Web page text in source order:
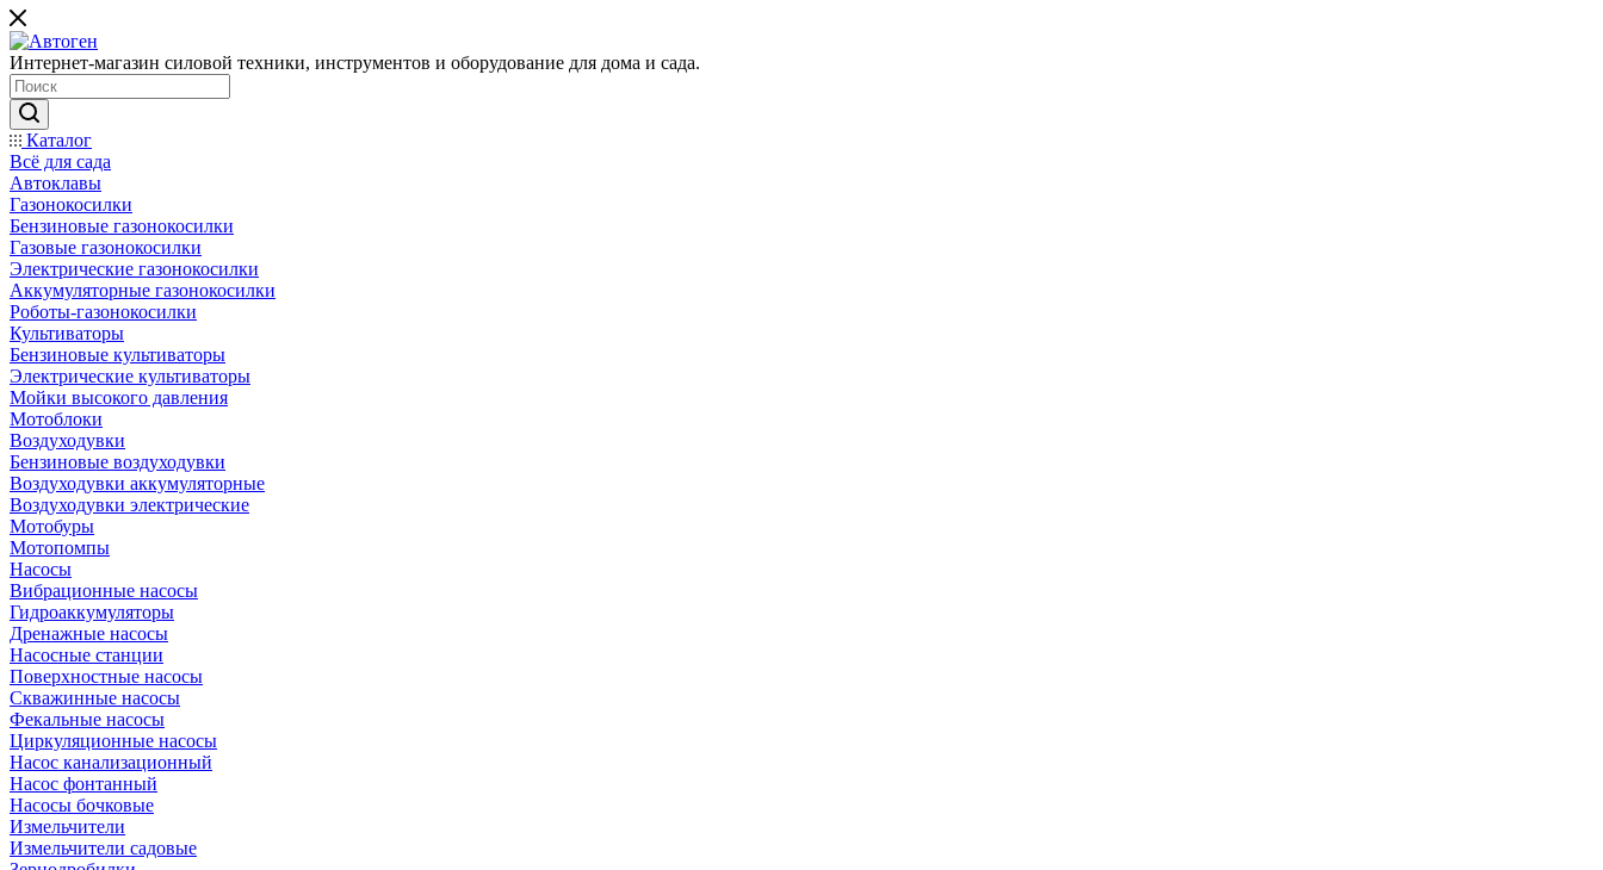
Интернет-магазин силовой техники, инструментов и оборудование для дома и сада.
Каталог
Всё для сада
Автоклавы
Газонокосилки
Бензиновые газонокосилки
Газовые газонокосилки
Электрические газонокосилки
Аккумуляторные газонокосилки
Роботы-газонокосилки
Культиваторы
Бензиновые культиваторы
Электрические культиваторы
Мойки высокого давления
Мотоблоки
Воздуходувки
Бензиновые воздуходувки
Воздуходувки аккумуляторные
Воздуходувки электрические
Мотобуры
Мотопомпы
Насосы
Вибрационные насосы
Гидроаккумуляторы
Дренажные насосы
Насосные станции
Поверхностные насосы
Скважинные насосы
Фекальные насосы
Циркуляционные насосы
Насос канализационный
Насос фонтанный
Насосы бочковые
Измельчители
Измельчители садовые